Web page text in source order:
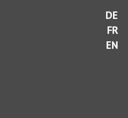
DE
FR
EN